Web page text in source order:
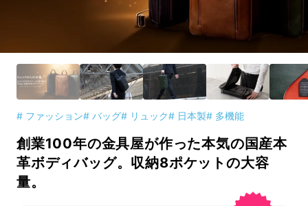
# ファッション# バッグ# リュック# 日本製# 多機能
創業100年の金具屋が作った本気の国産本
革ボディバッグ。収納8ポケットの大容
量。